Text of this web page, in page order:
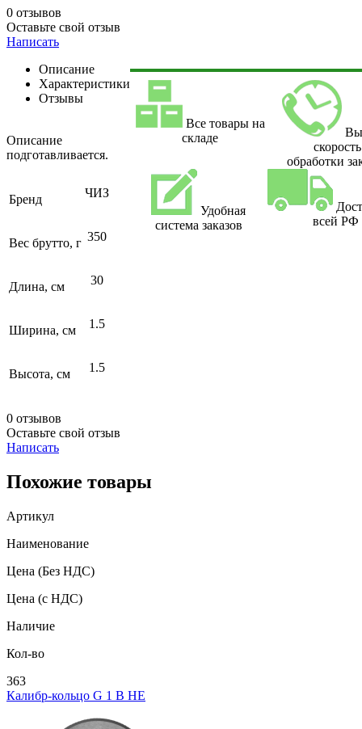
0 отзывов
Оставьте свой отзыв
Написать
Описание
Характеристики
Отзывы
Описание
подготавливается.
Бренд ЧИЗ
Вес брутто, г 350
Длина, см 30
Ширина, см 1.5
Высота, см 1.5
0 отзывов
Оставьте свой отзыв
Написать
Все товары на
складе
скорость
обработки
Удобная
система заказов
всей РФ
Похожие товары
Артикул
Наименование
Цена (Без НДС)
Цена (с НДС)
Наличие
Кол-во
363
Калибр-кольцо G 1 В НЕ